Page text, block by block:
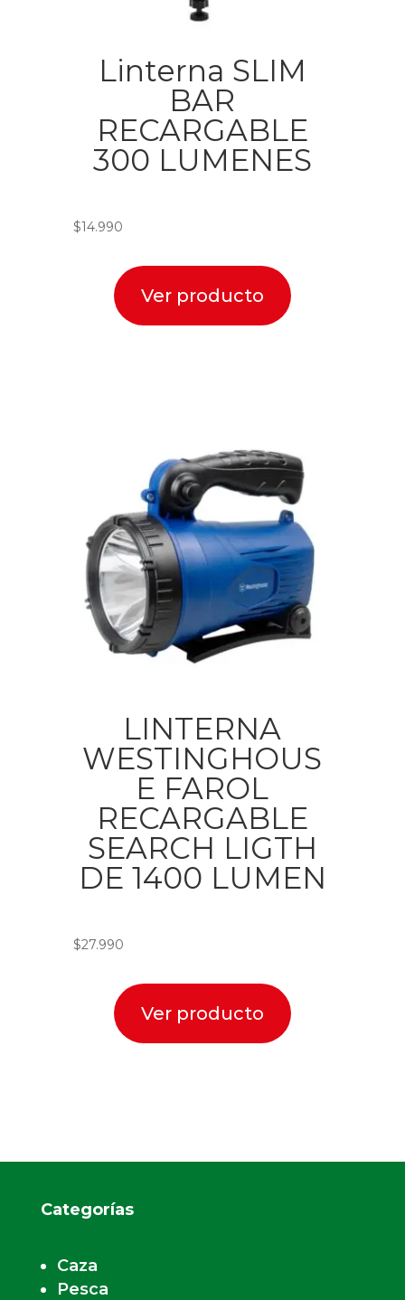
Linterna SLIM
BAR
RECARGABLE
300 LUMENES
$14.990
Ver producto
LINTERNA
WESTINGHOUS
E FAROL
RECARGABLE
SEARCH LIGTH
DE 1400 LUMEN
$27.990
Ver producto
Categorías
Caza
Pesca